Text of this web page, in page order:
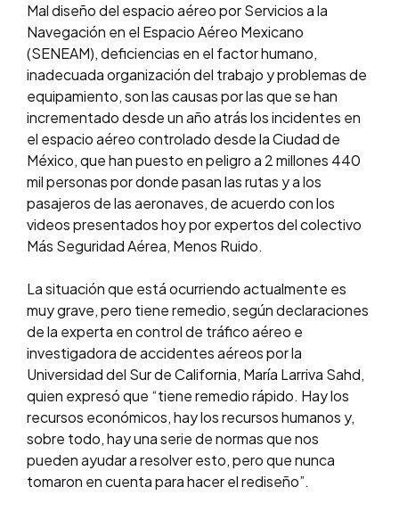
Mal diseño del espacio aéreo por Servicios a la
Navegación en el Espacio Aéreo Mexicano
(SENEAM), deficiencias en el factor humano,
inadecuada organización del trabajo y problemas de
equipamiento, son las causas por las que se han
incrementado desde un año atrás los incidentes en
el espacio aéreo controlado desde la Ciudad de
México, que han puesto en peligro a 2 millones 440
mil personas por donde pasan las rutas y a los
pasajeros de las aeronaves, de acuerdo con los
videos presentados hoy por expertos del colectivo
Más Seguridad Aérea, Menos Ruido.
La situación que está ocurriendo actualmente es
muy grave, pero tiene remedio, según declaraciones
de la experta en control de tráfico aéreo e
investigadora de accidentes aéreos por la
Universidad del Sur de California, María Larriva Sahd,
quien expresó que “tiene remedio rápido. Hay los
recursos económicos, hay los recursos humanos y,
sobre todo, hay una serie de normas que nos
pueden ayudar a resolver esto, pero que nunca
tomaron en cuenta para hacer el rediseño”.